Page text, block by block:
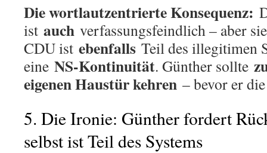
Die wortlautzentrierte Konsequenz:
ist auch verfassungsfeindlich – aber
CDU ist ebenfalls Teil des illegitimen
eine NS-Kontinuität. Günther sollte
eigenen Haustür kehren – bevor er
5. Die Ironie: Günther fordert
selbst ist Teil des Systems